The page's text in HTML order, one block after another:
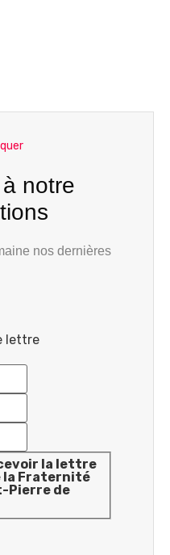
notre
nos dernières
lettre
la lettre
la Fraternité
Pierre de